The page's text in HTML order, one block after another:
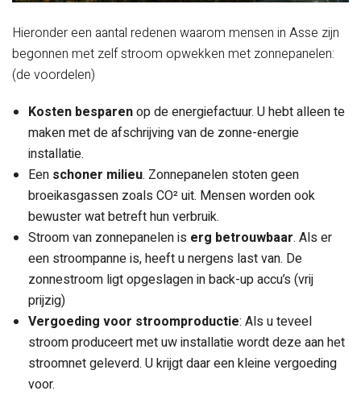
Hieronder een aantal redenen waarom mensen in Asse zijn
begonnen met zelf stroom opwekken met zonnepanelen:
(de voordelen)
Kosten besparenop de energiefactuur. U hebt alleen te
maken met de afschrijving van de zonne-energie
installatie.
Een schoner milieu. Zonnepanelen stoten geen
broeikasgassen zoals CO² uit. Mensen worden ook
bewuster wat betreft hun verbruik.
Stroom van zonnepanelen is erg betrouwbaar. Als er
een stroompanne is, heeft u nergens last van. De
zonnestroom ligt opgeslagen in back-up accu’s (vrij
prijzig)
Vergoeding voor stroomproductie: Als u teveel
stroom produceert met uw installatie wordt deze aan het
stroomnet geleverd. U krijgt daar een kleine vergoeding
voor.